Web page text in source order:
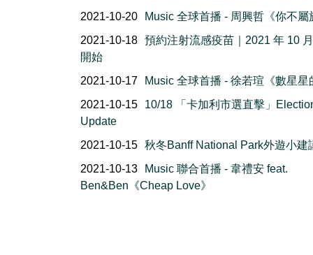
2021-10-20
Music 全球首播 - 周興哲《你不屬
2021-10-18 預約注射流感疫苗｜2021 年 10
開始
2021-10-17
Music 全球首播 - 徐若瑄《數星星
2021-10-15
10/18 「卡加利市選直擊」
Update
2021-10-15 秋冬Banff National Park外遊小建
2021-10-13
Music 聯合首播 - 韋禮安 feat.
Ben&Ben《Cheap Love》